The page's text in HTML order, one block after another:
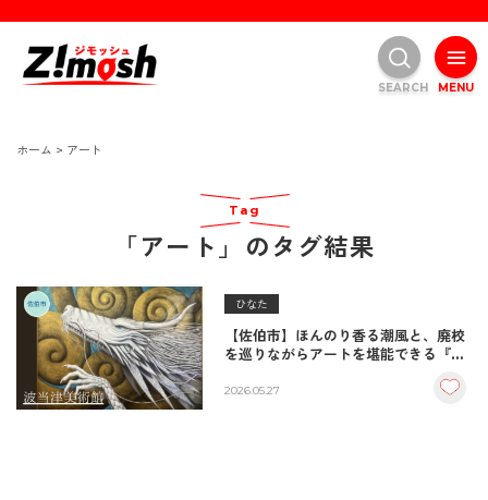
ホーム > アート
Tag
「アート」のタグ結果
ひなた
【佐伯市】ほんのり香る潮風と、廃校
を巡りながらアートを堪能できる『波
2026.05.27
MENU
SEARCH